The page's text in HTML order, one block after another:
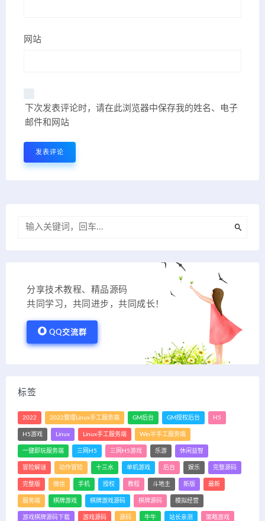
网站
下次发表评论时，请在此浏览器中保存我的姓名、电子
邮件和网站
分享技术教程、精品源码
共同学习，共同进步，共同成长！
QQ交流群
标签
2022 2022整理Linux手工服务端 GM后台 GM授权后台 H5
H5游戏 Linux Linux手工服务端 Win半手工服务端
一键即玩服务端 三网H5 三网H5游戏 乐游 休闲益智
冒险解谜 动作冒险 十三水 单机游戏 后台 娱乐 完整源码
完整版 微信 手机 授权 教程 斗地主 新版 最新
服务端 棋牌游戏 棋牌游戏源码 棋牌源码 模拟经营
游戏棋牌源码下载 游戏源码 源码 牛牛 站长亲测 策略游戏